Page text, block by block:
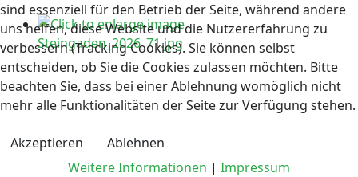
sind essenziell für den Betrieb der Seite, während andere
uns helfen, diese Website und die Nutzererfahrung zu
verbessern (Tracking Cookies). Sie können selbst
entscheiden, ob Sie die Cookies zulassen möchten. Bitte
beachten Sie, dass bei einer Ablehnung womöglich nicht
mehr alle Funktionalitäten der Seite zur Verfügung stehen.
Akzeptieren
Ablehnen
Weitere Informationen | Impressum